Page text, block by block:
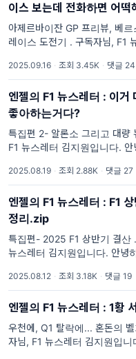
이스 보는데 전화하면 어떡
아제르바이잔 GP 프리뷰, 베
레이스 도전기 . 구독자님, F1 뉴스레터 김지원
것 같습니다. 개인 일정으로 휴
F1 씬에서도 많은 이슈가 있었
시트
2025.09.16 · 조회 3.45K · 댓글 24
엔젤의 F1 뉴스레터 : 이거
좋아하는거다?
특집편 2- 알론소 그리고 대량
F1 뉴스레터 김지원입니다. 안
쉬어가는 느낌으로 준비해봤습
F1 팬들이 정말 많아졌다는
2025.08.19 · 조회 2.88K · 댓글 27
엔젤의 F1 뉴스레터 : F1
정리.zip
특집편- 2025 F1 상반기 결산
뉴스레터 김지원입니다. 안녕
갔죠? 유럽 스포츠이다 보니, 유
둔 팀과 직원들도 바캉
2025.08.12 · 조회 3.18K · 댓글 19
엔젤의 F1 뉴스레터 : 1황
우천에, Q1 탈락에... 혼돈의
자님, F1 뉴스레터 김지원입니